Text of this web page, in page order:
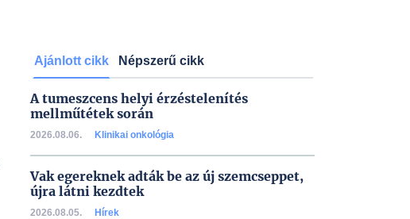
Ajánlott cikk Népszerű cikk
A tumeszcens helyi érzéstelenítés
mellműtétek során
2026.08.06. Klinikai onkológia
Vak egereknek adták be az új szemcseppet,
újra látni kezdtek
2026.08.05. Hírek